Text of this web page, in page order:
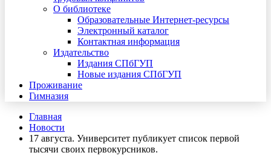
О библиотеке
Образовательные Интернет-ресурсы
Электронный каталог
Контактная информация
Издательство
Издания СПбГУП
Новые издания СПбГУП
Проживание
Гимназия
Главная
Новости
17 августа. Университет публикует список первой
тысячи своих первокурсников.